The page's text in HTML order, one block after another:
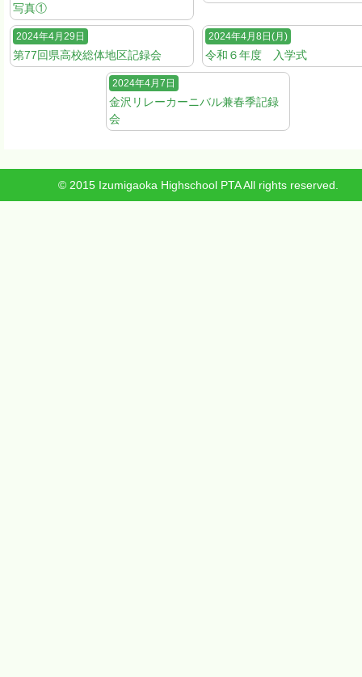
写真①
2024年4月29日
第77回県高校総体地区記録会
2024年4月8日(月)
令和６年度 入学式
2024年4月7日
金沢リレーカーニバル兼春季記録
会
© 2015 Izumigaoka Highschool PTA All rights reserved.